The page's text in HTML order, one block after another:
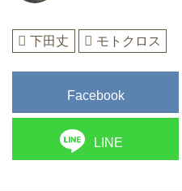
下田丈 モトクロス
Facebook
LINE